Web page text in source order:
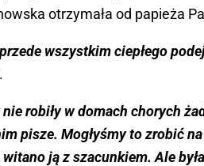
otrzymała od papieża
wszystkim ciepłego
robiły w domach chorych
pisze. Mogłyśmy to zrobić
ją z szacunkiem. Ale